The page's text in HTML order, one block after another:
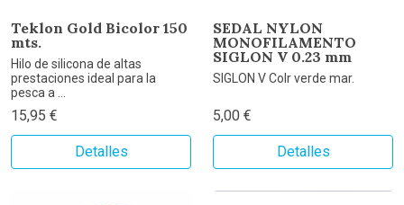
Teklon Gold Bicolor 150
mts.
Hilo de silicona de altas
prestaciones ideal para la
pesca a ...
15,95 €
Detalles
SEDAL NYLON
MONOFILAMENTO
SIGLON V 0.23 mm
SIGLON V Colr verde mar.
5,00 €
Detalles